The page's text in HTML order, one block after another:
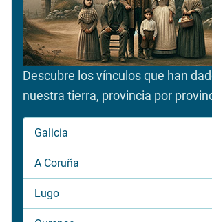
Descubre los vínculos que han
nuestra tierra, provincia por
Galicia
A Coruña
Lugo